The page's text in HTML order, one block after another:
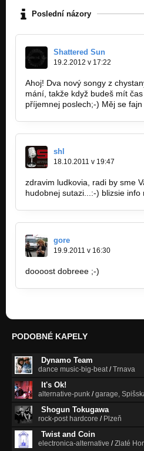
Nezařazeno
Notice
Nezařazeno
Something In The Way
Nezařazeno
Infinite (Coming Away)
Nezařazeno
Poslední názory
Shattered Sun
19.2.2012 v 17:22
Ahoj! Dva nový songy z
mání, takže když budeš mít
příjemnej poslech;-) Měj se
shl
18.10.2011 v 19:47
zdravim ludkovia, radi by sme
hudobnej sutazi...:-) blizsie info
gore
19.9.2011 v 16:30
doooost dobreee ;-)
PODOBNÉ KAPELY
Dynamo Team
dance music-big-beat /Trnava
It's Ok!
alternative-punk /garage,
Shogun Tokugawa
rock-post hardcore / Plzeň
Twist and Coin
electronica-alternative /Zlaté